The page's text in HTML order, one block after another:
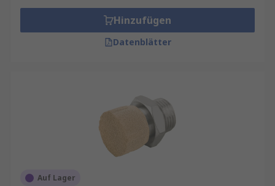
Hinzufügen
Datenblätter
Auf Lager